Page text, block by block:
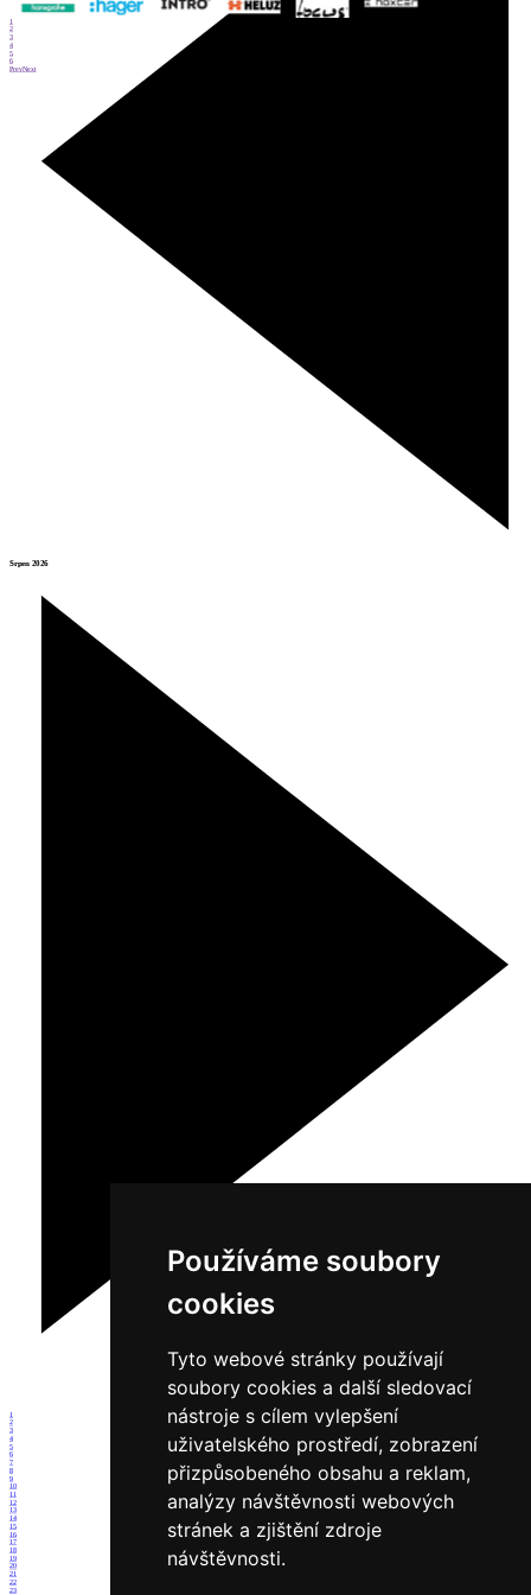
Používáme soubory
cookies
Tyto webové stránky používají
soubory cookies a další sledovací
nástroje s cílem vylepšení
uživatelského prostředí, zobrazení
přizpůsobeného obsahu a reklam,
analýzy návštěvnosti webových
stránek a zjištění zdroje
návštěvnosti.
Srpen 2026
1
2
3
4
5
6
7
8
9
10
11
12
13
14
15
16
17
18
19
20
21
22
23
1
2
3
4
5
6
PrevNext